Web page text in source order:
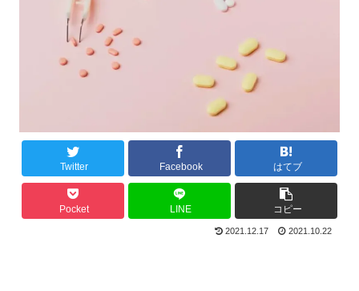
Twitter Facebook はてブ
Pocket LINE コピー
2021.12.17 2021.10.22